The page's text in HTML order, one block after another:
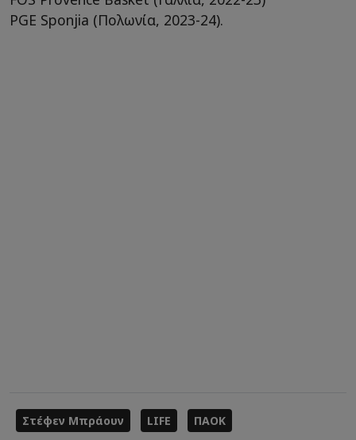
PGE Sponjia (Πολωνία, 2023-24).
Στέφεν Μπράουν LIFE ΠΑΟΚ